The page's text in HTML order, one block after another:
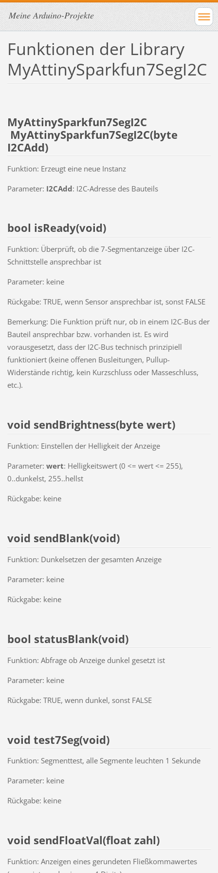
Meine Arduino-Projekte
Funktionen der Library
MyAttinySparkfun7SegI2C
MyAttinySparkfun7SegI2C
MyAttinySparkfun7SegI2C(byte
I2CAdd)
Funktion: Erzeugt eine neue Instanz
Parameter: I2CAdd: I2C-Adresse des Bauteils
bool isReady(void)
Funktion: Überprüft, ob die 7-Segmentanzeige über I2C-
Schnittstelle ansprechbar ist
Parameter: keine
Rückgabe: TRUE, wenn Sensor ansprechbar ist, sonst FALSE
Bemerkung: Die Funktion prüft nur, ob in einem I2C-Bus der
Bauteil ansprechbar bzw. vorhanden ist. Es wird
vorausgesetzt, dass der I2C-Bus technisch prinzipiell
funktioniert (keine offenen Busleitungen, Pullup-
Widerstände richtig, kein Kurzschluss oder Masseschluss,
etc.).
void sendBrightness(byte wert)
Funktion: Einstellen der Helligkeit der Anzeige
Parameter: wert: Helligkeitswert (0 <= wert <= 255),
0..dunkelst, 255..hellst
Rückgabe: keine
void sendBlank(void)
Funktion: Dunkelsetzen der gesamten Anzeige
Parameter: keine
Rückgabe: keine
bool statusBlank(void)
Funktion: Abfrage ob Anzeige dunkel gesetzt ist
Parameter: keine
Rückgabe: TRUE, wenn dunkel, sonst FALSE
void test7Seg(void)
Funktion: Segmenttest, alle Segmente leuchten 1 Sekunde
Parameter: keine
Rückgabe: keine
void sendFloatVal(float zahl)
Funktion: Anzeigen eines gerundeten Fließkommawertes